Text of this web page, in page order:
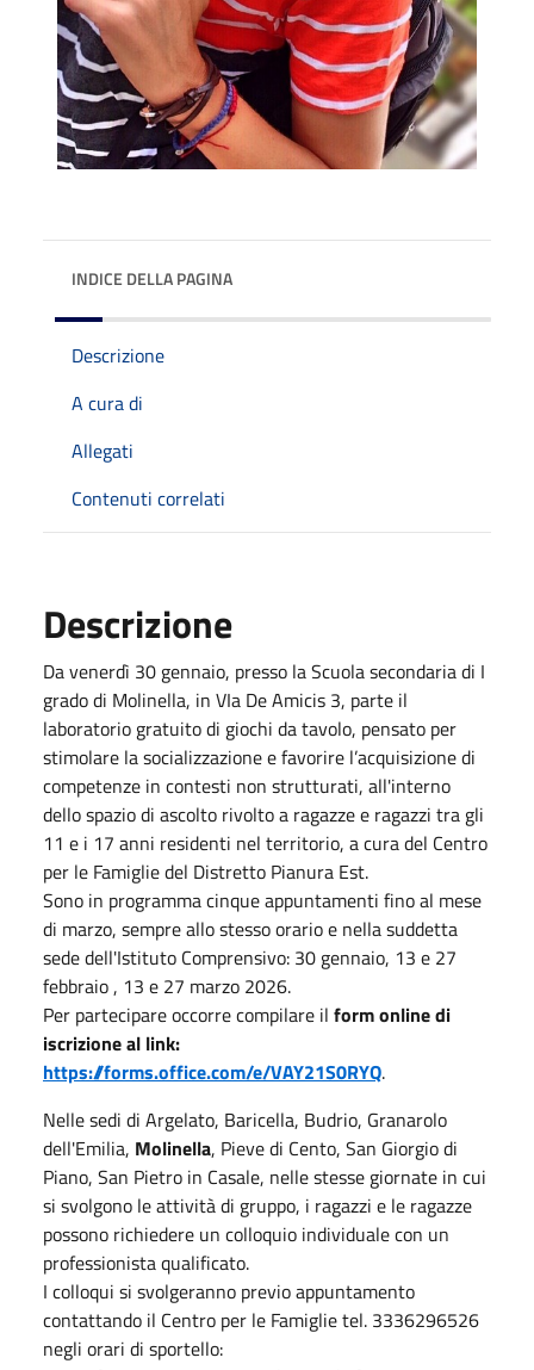
INDICE DELLA PAGINA
Descrizione
A cura di
Allegati
Contenuti correlati
Descrizione
Da venerdì 30 gennaio, presso la Scuola secondaria di I
grado di Molinella, in VIa De Amicis 3, parte il
laboratorio gratuito di giochi da tavolo, pensato per
stimolare la socializzazione e favorire l’acquisizione di
competenze in contesti non strutturati, all'interno
dello spazio di ascolto rivolto a ragazze e ragazzi tra gli
11 e i 17 anni residenti nel territorio, a cura del Centro
per le Famiglie del Distretto Pianura Est.
Sono in programma cinque appuntamenti fino al mese
di marzo, sempre allo stesso orario e nella suddetta
sede dell'Istituto Comprensivo: 30 gennaio, 13 e 27
febbraio , 13 e 27 marzo 2026.
Per partecipare occorre compilare il form online di
iscrizione al link:
https://forms.office.com/e/VAY21S0RYQ.
Nelle sedi di Argelato, Baricella, Budrio, Granarolo
dell'Emilia, Molinella, Pieve di Cento, San Giorgio di
Piano, San Pietro in Casale, nelle stesse giornate in cui
si svolgono le attività di gruppo, i ragazzi e le ragazze
possono richiedere un colloquio individuale con un
professionista qualificato.
I colloqui si svolgeranno previo appuntamento
contattando il Centro per le Famiglie tel. 3336296526
negli orari di sportello: